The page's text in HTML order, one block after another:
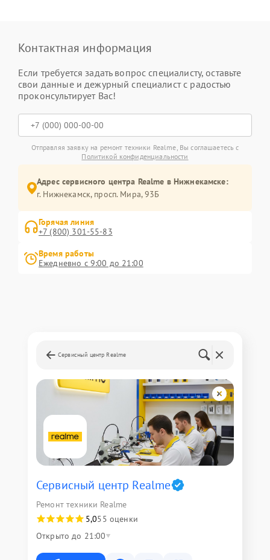
Контактная информация
Если требуется задать вопрос специалисту, оставьте
свои данные и дежурный специалист с радостью
проконсультирует Вас!
Отправляя заявку на ремонт техники Realme, Вы соглашаетесь с
Политикой конфиденциальности
Адрес сервисного центра Realme в Нижнекамске:
г. Нижнекамск, просп. Мира, 93Б
Горячая линия
+7 (800) 301-55-83
Время работы
Ежедневно с 9:00 до 21:00
Сервисный центр Realme
Сервисный центр Realme
Ремонт техники Realme
5,055 оценки
Открыто до 21:00